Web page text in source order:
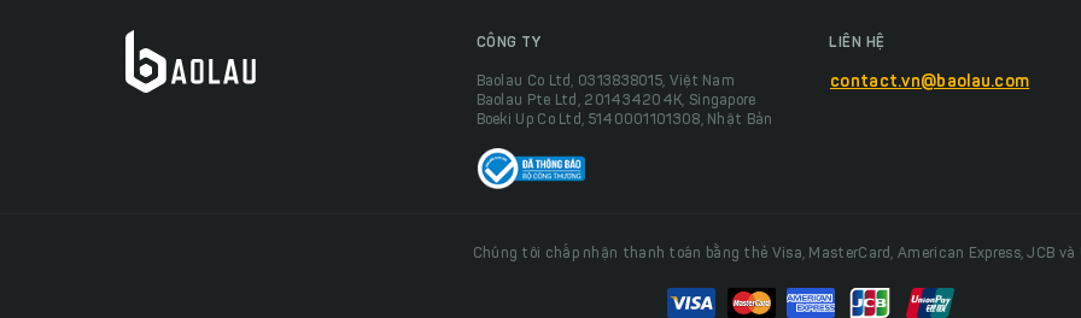
CÔNG TY
Baolau Co Ltd, 0313838015, Việt Nam
Baolau Pte Ltd, 201434204K, Singapore
Boeki Up Co Ltd, 5140001101308, Nhật Bản
LIÊN HỆ
contact.vn@baolau.com
Chúng tôi chấp nhận thanh toán bằng thẻ Visa, MasterCard, American Express, JCB và